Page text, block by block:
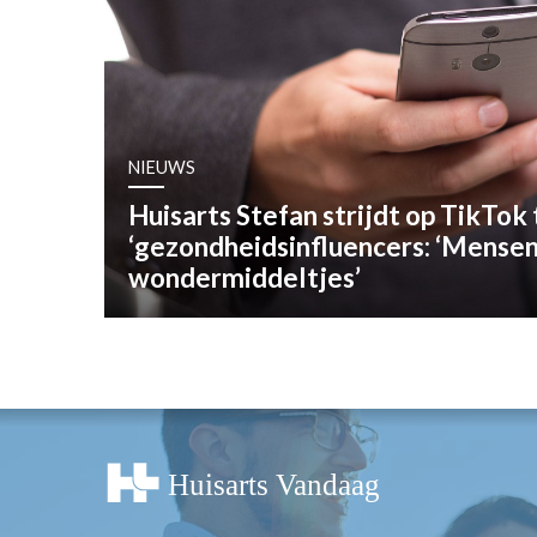
OPINIE
TARIEVEN
MEDISCHE
INLOGGEN
REGISTRATIE
NIEUWS
Huisarts Stefan strijdt op TikTok
‘gezondheidsinfluencers:
wondermiddeltjes’